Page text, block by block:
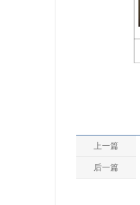
上一篇
后一篇